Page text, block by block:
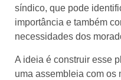
síndico, que pode
importância e também
necessidades dos
A ideia é construir esse
uma assembleia com os